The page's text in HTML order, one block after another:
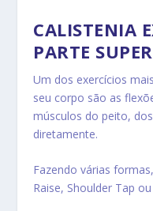
CALISTENIA
PARTE
Um dos exercícios
seu corpo são as
músculos do peito,
diretamente.
Fazendo várias
Raise, Shoulder Tap